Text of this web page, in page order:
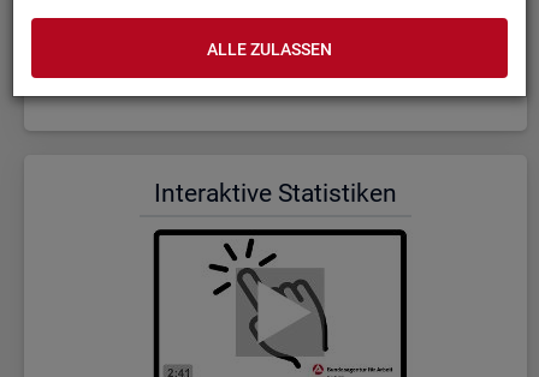
ALLE ZULASSEN
In­ter­ak­ti­ve Sta­tis­ti­ken